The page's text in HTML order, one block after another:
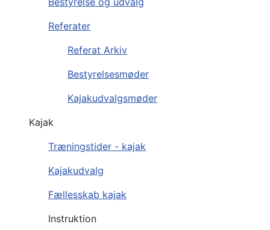
Referater
Referat Arkiv
Bestyrelsesmøder
Kajakudvalgsmøder
Kajak
Træningstider - kajak
Kajakudvalg
Fællesskab kajak
Instruktion